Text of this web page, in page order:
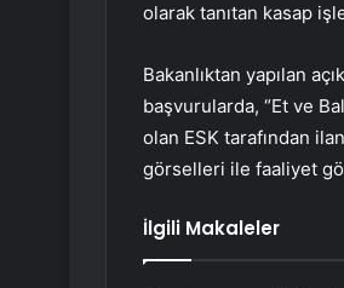
olarak tanıtan kasap
Bakanlıktan yapılan
başvurularda, “Et ve
olan ESK tarafından
görselleri ile faaliyet
İlgili Makaleler